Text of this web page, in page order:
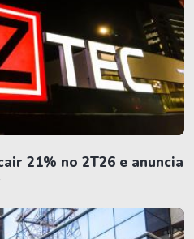
21% no 2T26 e anuncia